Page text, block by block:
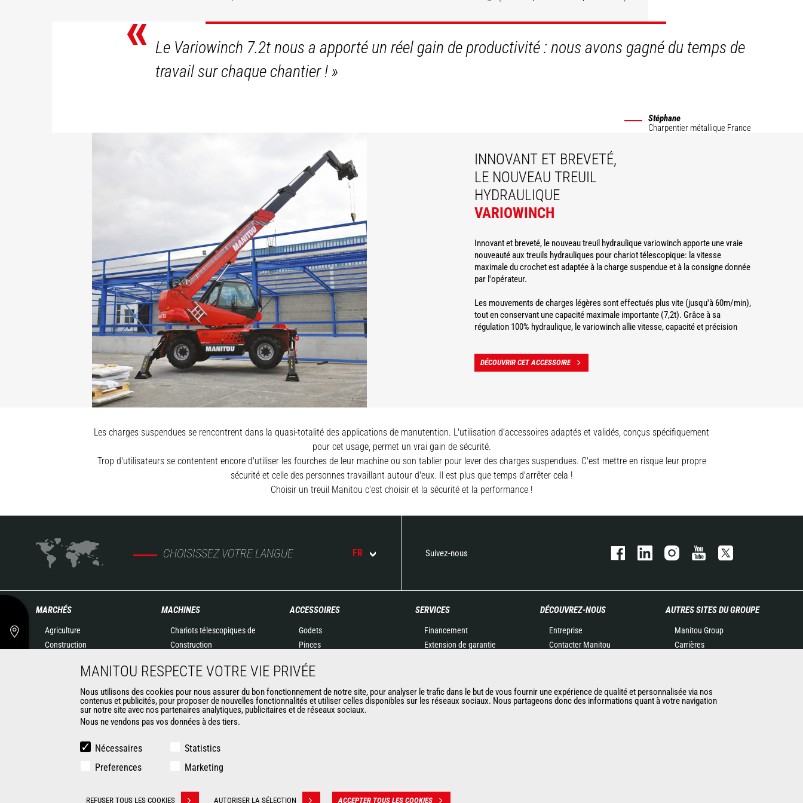
« Le Variowinch 7.2t nous a apporté un réel gain de productivité : nous avons gagné du temps de
travail sur chaque chantier !»
Stéphane
Charpentier métallique France
INNOVANT ET BREVETÉ,
LE NOUVEAU TREUIL
HYDRAULIQUE
VARIOWINCH
Innovant et breveté, le nouveau treuil hydraulique variowinch apporte une vraie
nouveauté aux treuils hydrauliques pour chariot télescopique: la vitesse
maximale du crochet est adaptée à la charge suspendue et à la consigne donnée
par l'opérateur.
Les mouvements de charges légères sont effectués plus vite (jusqu'à 60m/min),
tout en conservant une capacité maximale importante (7,2t). Grâce à sa
régulation 100% hydraulique, le variowinch allie vitesse, capacité et précision
DÉCOUVRIR CET ACCESSOIRE
Les charges suspendues se rencontrent dans la quasi-totalité des applications de manutention. L'utilisation d'accessoires adaptés et validés, conçus spécifiquement
pour cet usage, permet un vrai gain de sécurité.
Trop d'utilisateurs se contentent encore d'utiliser les fourches de leur machine ou son tablier pour lever des charges suspendues. C'est mettre en risque leur propre
sécurité et celle des personnes travaillant autour d'eux. Il est plus que temps d'arrêter cela !
Choisir un treuil Manitou c'est choisir et la sécurité et la performance !
CHOISISSEZ VOTRE LANGUE FR Suivez-nous
MARCHÉS
Agriculture
Construction
Pétrole & gaz
Aéronautique
Environnement
Exploitation minière
MACHINES
Chariots télescopiques de
Construction
Agricoles
Chargeuses articulées
Nacelles élévatrices
Chariots embarqués
Chargeuses compactes
ACCESSOIRES
Godets
Pinces
Fourches et Grappins
Potences
Nacelles
SERVICES
Financement
Extension de garantie
Solutions connectées
Outil de Diagnostic
DÉCOUVREZ-NOUS
Entreprise
Contacter Manitou
données
Evénements
AUTRES SITES DU GROUPE
Manitou Group
Carrières
Gehl
Manitou Group
MANITOU RESPECTE VOTRE VIE PRIVÉE
Nous utilisons des cookies pour nous assurer du bon fonctionnement de notre site, pour analyser le trafic dans le but de vous fournir une expérience de qualité et personnalisée via nos
contenus et publicités, pour proposer de nouvelles fonctionnalités et utiliser celles disponibles sur les réseaux sociaux. Nous partageons donc des informations quant à votre navigation
sur notre site avec nos partenaires analytiques, publicitaires et de réseaux sociaux.
Nous ne vendons pas vos données à des tiers.
Nécessaires
Statistics
Preferences
Marketing
REFUSER TOUS LES COOKIES AUTORISER LA SÉLECTION ACCEPTER TOUS LES COOKIES